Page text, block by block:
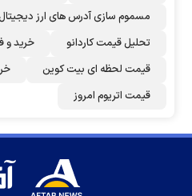
مسموم سازی آدرس های ارز دیجیتال
تحلیل قیمت کاردانو
خرید و
قیمت لحظه ای بیت کوین
قیمت اتریوم امروز